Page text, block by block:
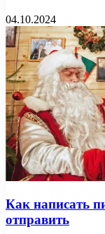
04.10.2024
Как написать
отправить